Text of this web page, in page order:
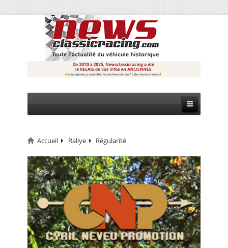
CIRCUIT
RALLYE
MONTAGNE
EVÈNEMENTS
CALENDRIER
Accueil Rallye Régularité